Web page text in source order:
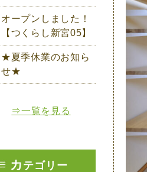
オープンしました！
【つくらし新宮05】
★夏季休業のお知ら
せ★
⇒一覧を見る
カ テゴリー